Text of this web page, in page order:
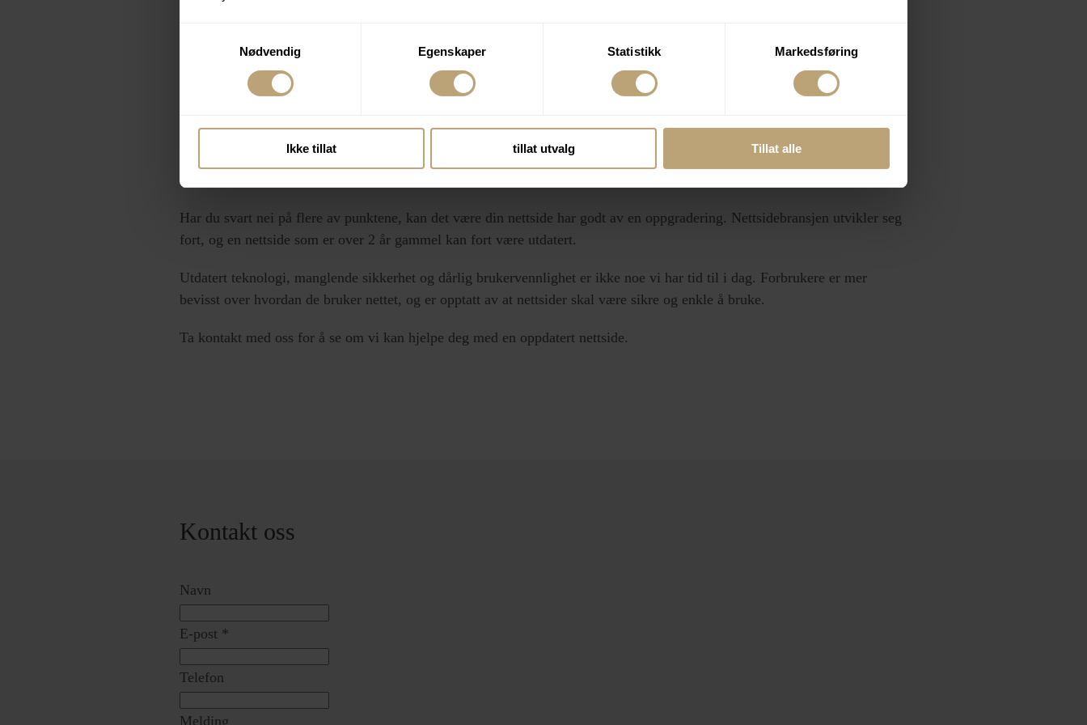
Nødvendig
Egenskaper Statistikk Markedsføring
Ikke tillat tillat utvalg Tillat alle
Kan man med få tastetrykk komme seg til de viktigste sidene på nettsiden din? Hvis man må klikke seg gjennom 4-5
nivåer for å komme til et av dine hovedprodukter vil dette være en dårlig brukeropplevelse. I dag er vi utålmodige på nett,
og vi vil bruke minst mulig tid på å finne frem til det vi ser etter.
Trenger du ny nettside?
Har du svart nei på flere av punktene, kan det være din nettside har godt av en oppgradering. Nettsidebransjen utvikler seg
fort, og en nettside som er over 2 år gammel kan fort være utdatert.
Utdatert teknologi, manglende sikkerhet og dårlig brukervennlighet er ikke noe vi har tid til i dag. Forbrukere er mer
bevisst over hvordan de bruker nettet, og er opptatt av at nettsider skal være sikre og enkle å bruke.
Ta kontakt med oss for å se om vi kan hjelpe deg med en oppdatert nettside.
Kontakt oss
Navn
E-post *
Telefon
Melding